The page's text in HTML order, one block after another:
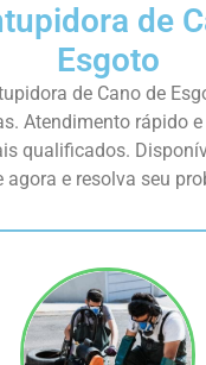
de
Esgoto
de Cano de
Atendimento rápido
qualificados.
agora e resolva seu